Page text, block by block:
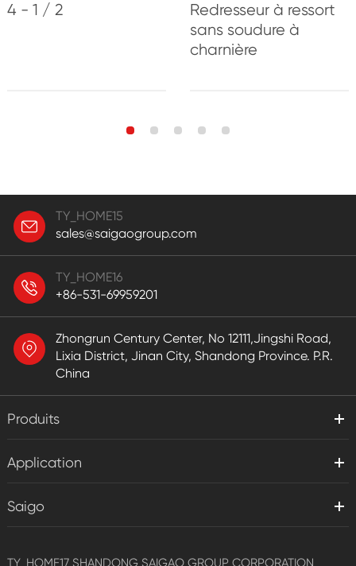
4 - 1 / 2
Redresseur à ressort
sans soudure à
charnière
TY_HOME15
sales@saigaogroup.com
TY_HOME16
+86-531-69959201
Zhongrun Century Center, No 12111,Jingshi Road,
Lixia District, Jinan City, Shandong Province. P.R.
China
Produits
Application
Saigo